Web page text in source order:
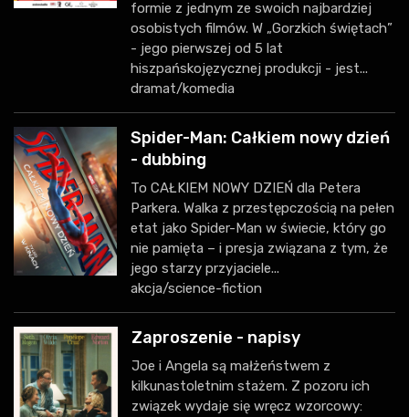
formie z jednym ze swoich najbardziej
osobistych filmów. W „Gorzkich świętach”
- jego pierwszej od 5 lat
hiszpańskojęzycznej produkcji - jest...
dramat/komedia
Spider-Man: Całkiem nowy dzień
- dubbing
To CAŁKIEM NOWY DZIEŃ dla Petera
Parkera. Walka z przestępczością na pełen
etat jako Spider-Man w świecie, który go
nie pamięta – i presja związana z tym, że
jego starzy przyjaciele...
akcja/science-fiction
Zaproszenie - napisy
Joe i Angela są małżeństwem z
kilkunastoletnim stażem. Z pozoru ich
związek wydaje się wręcz wzorcowy: